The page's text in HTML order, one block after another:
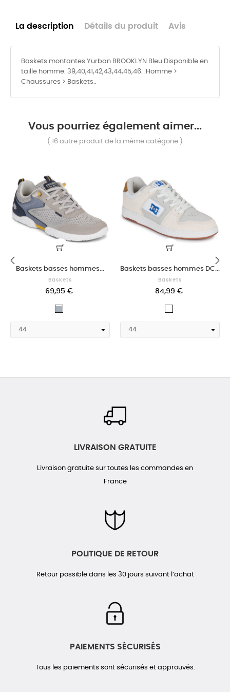
La description Détails du produit Avis
Baskets montantes Yurban BROOKLYN Bleu Disponible en
taille homme. 39,40,41,42,43,44,45,46. .Homme >
Chaussures > Baskets..
Vous pourriez également aimer...
( 16 autre produit de la même catégorie )
Baskets basses hommes...
Baskets
69,95 €
Baskets basses hommes DC...
Baskets
84,99 €
LIVRAISON GRATUITE
Livraison gratuite sur toutes les commandes en
France
POLITIQUE DE RETOUR
Retour possible dans les 30 jours suivant l’achat
PAIEMENTS SÉCURISÉS
Tous les paiements sont sécurisés et approuvés.